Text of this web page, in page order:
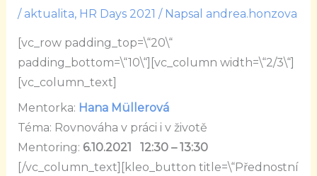
/ aktualita, HR Days 2021 / Napsal andrea.honzova
[vc_row padding_top=\“20\“
padding_bottom=\“10\“][vc_column width=\“2/3\“]
[vc_column_text]
Mentorka: Hana Müllerová
Téma: Rovnováha v práci i v životě
Mentoring: 6.10.2021 12:30 – 13:30
[/vc_column_text][kleo_button title=\“Přednostní